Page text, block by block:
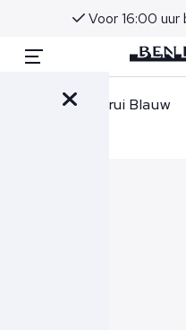
Voor 16:00 uur
Gran Sasso Trui Blauw